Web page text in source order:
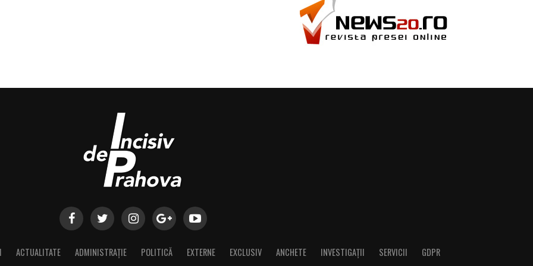
ACTUALITATE ADMINISTRAȚIE POLITICĂ EXTERNE EXCLUSIV ANCHETE INVESTIGAȚII SERVICII GDPR